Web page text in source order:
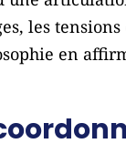
les
en